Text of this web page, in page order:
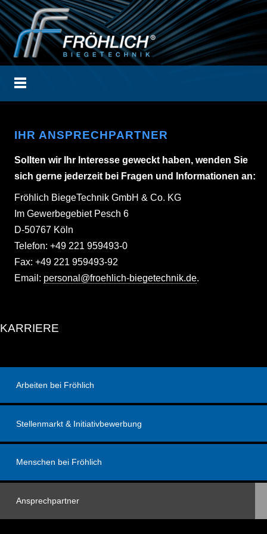
KARRIERE
Arbeiten bei Fröhlich
Stellenmarkt & Initiativbewerbung
Menschen bei Fröhlich
Ansprechpartner
IHR ANSPRECHPARTNER
Sollten wir Ihr Interesse geweckt haben, wenden Sie
sich gerne jederzeit bei Fragen und Informationen an:
Fröhlich BiegeTechnik GmbH & Co. KG
Im Gewerbegebiet Pesch 6
D-50767 Köln
Telefon: +49 221 959493-0
Fax: +49 221 959493-92
Email: personal@froehlich-biegetechnik.de.